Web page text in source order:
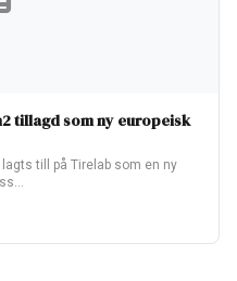
tillagd som ny europeisk
till på Tirelab som en ny